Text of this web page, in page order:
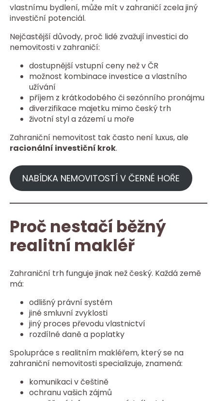
vlastnímu bydlení, může mít v zahraničí zcela jiný
investiční potenciál.
Nejčastější důvody, proč lidé zvažují investici do
nemovitosti v zahraničí:
dostupnější vstupní ceny než v ČR
možnost kombinace investice a vlastního
užívání
příjem z krátkodobého či sezónního pronájmu
diverzifikace majetku mimo český trh
životní styl a zázemí u moře
Zahraniční nemovitost tak často není luxus, ale
racionální investiční krok.
NABÍDKA NEMOVITOSTÍ V ČERNÉ HOŘE
Proč nestačí běžný
realitní makléř
Zahraniční trh funguje jinak než český. Každá země
má:
odlišný právní systém
jiné smluvní zvyklosti
jiný proces převodu vlastnictví
rozdílné daně a poplatky
Spolupráce s realitním makléřem, který se na
zahraniční nemovitosti specializuje, znamená:
komunikaci v češtině
ochranu vašich zájmů